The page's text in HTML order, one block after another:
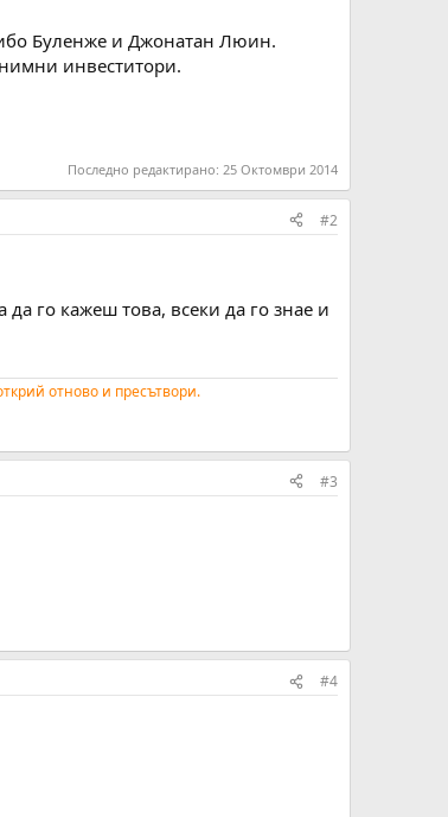
Буленже и Джонатан Люин.
инвеститори.
Последно редактирано: 25 Октомври 2014
#2
го кажеш това, всеки да го знае и
отново и пресътвори.
#3
#4